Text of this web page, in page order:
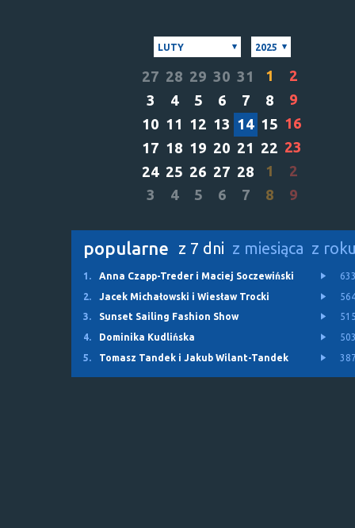
LUTY 2025
27 28 29 30 31 1
2
3
4 5 6 7 8
9
10 11 12 13 14 15 16
17 18 19 20 21 22 23
24 25 26 27 28 1
2
3
4 5 6 7 8 9
popularne z 7 dni z miesiąca z
1. Anna Czapp-Treder i Maciej Soczewiński
2.
Jacek Michałowski i Wiesław Trocki
3.
Sunset Sailing Fashion Show
4.
Dominika Kudlińska
5.
Tomasz Tandek i Jakub Wilant-Tandek